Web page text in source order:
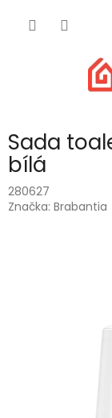
Sada
bílá
280627
Značka: Brabantia